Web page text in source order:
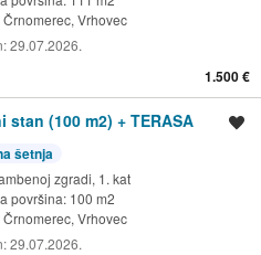
Črnomerec, Vrhovec
29.07.2026.
1.500 €
(100 m2) + TERASA
šetnja
zgradi, 1. kat
površina: 100 m2
Črnomerec, Vrhovec
29.07.2026.